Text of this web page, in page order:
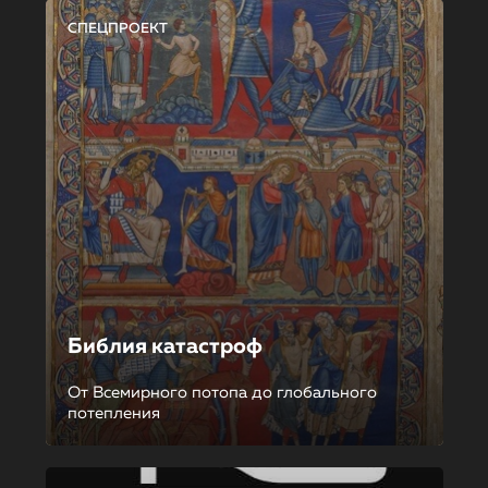
СПЕЦПРОЕКТ
Библия катастроф
От Всемирного потопа до глобального
потепления